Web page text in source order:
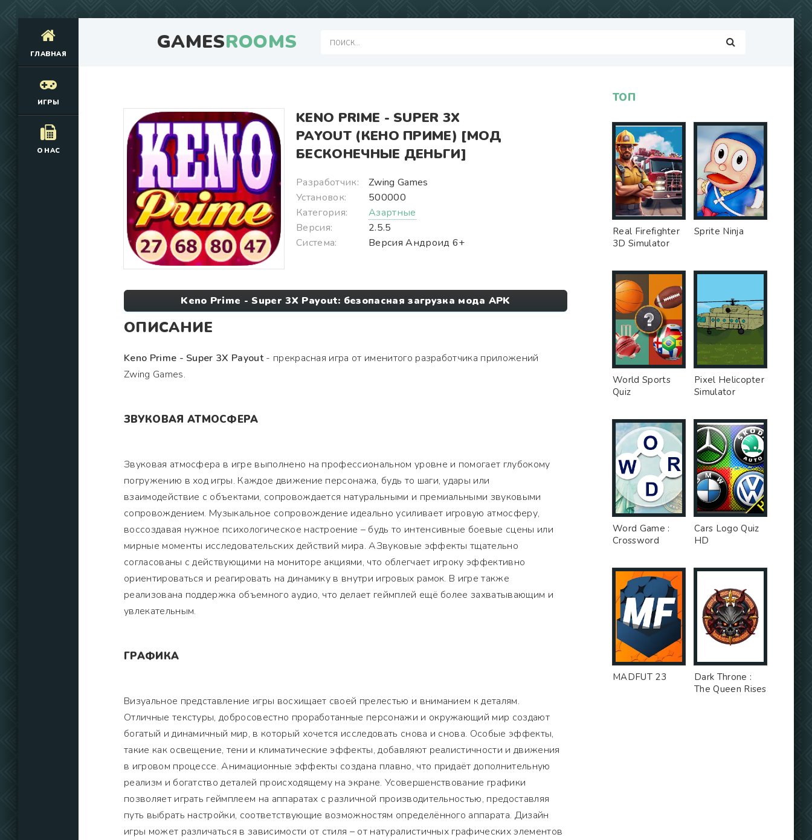
GAMESROOMS
ГЛАВНАЯ
ИГРЫ
О НАС
KENO PRIME - SUPER 3X
PAYOUT (КЕНО ПРИМЕ) [МОД
БЕСКОНЕЧНЫЕ ДЕНЬГИ]
Разработчик:
Zwing Games
Установок:
500000
Категория:
Азартные
Версия:
2.5.5
Система:
Версия Андроид 6+
Keno Prime - Super 3X Payout: безопасная загрузка мода APK
ОПИСАНИЕ
Keno Prime - Super 3X Payout- прекрасная игра от именитого разработчика приложений
Zwing Games.
ЗВУКОВАЯ АТМОСФЕРА
Звуковая атмосфера в игре выполнено на профессиональном уровне и помогает глубокому
погружению в ход игры. Каждое движение персонажа, будь то шаги, удары или
взаимодействие с объектами, сопровождается натуральными и премиальными звуковыми
сопровождением. Музыкальное сопровождение идеально усиливает игровую атмосферу,
воссоздавая нужное психологическое настроение – будь то интенсивные боевые сцены или
мирные моменты исследовательских действий мира. АЗвуковые эффекты тщательно
согласованы с действующими на мониторе акциями, что облегчает игроку эффективно
ориентироваться и реагировать на динамику в внутри игровых рамок. В игре также
реализована поддержка объемного аудио, что делает геймплей ещё более захватывающим и
увлекательным.
ГРАФИКА
Визуальное представление игры восхищает своей прелестью и вниманием к деталям.
Отличные текстуры, добросовестно проработанные персонажи и окружающий мир создают
богатый и динамичный мир, в который хочется исследовать снова и снова. Особые эффекты,
такие как освещение, тени и климатические эффекты, добавляют реалистичности и движения
в игровом процессе. Анимационные эффекты создана плавно, что придаёт дополнительную
реализм и богатство деталей происходящему на экране. Усовершенствование графики
позволяет играть геймплеем на аппаратах с различной производительностью, предоставляя
путь выбрать настройки, соответствующие возможностям определённого аппарата. Дизайн
игры может различаться в зависимости от стиля – от натуралистичных графических элементов
ТОП
Real Firefighter
3D Simulator
Sprite Ninja
World Sports
Quiz
Pixel Helicopter
Simulator
Word Game :
Crossword
Cars Logo Quiz
HD
MADFUT 23
Dark Throne :
The Queen Rises